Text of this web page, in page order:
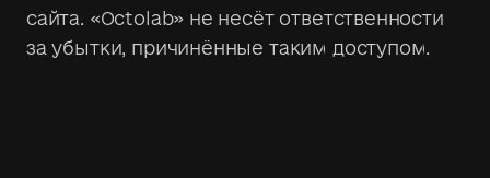
сайта. «Octolab» не несёт ответственности
за убытки, причинённые таким доступом.